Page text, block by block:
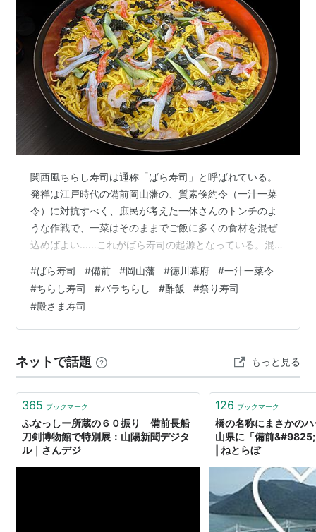
関西風ちらし寿司は通称「ばら寿司」と呼ばれている。
発祥は江戸時代の備前岡山藩の、質素倹約令（一汁一菜
令）に対抗すべく、庶民が考えた一休さんのトンチのよ
うな作戦で、一菜はそのままでご飯に多くの食材を混ぜ
込めばよい‥‥‥これがばら寿司の起源となっている。混ぜ
が、カニカマも例外ではない。 お寿司屋さんの鉄火丼
（まぐろ丼）でも、普通のご飯で作る場合と酢飯で作る
場合とがある。目安として酢飯の場合は、錦糸卵を使っ
てあるのが特徴と考えられる。アルアル的な根も葉もな
ばら寿司に取り掛かるので、迷わず後者を選択する…
#ばら寿司 #備前 #岡山藩 #徳川幕府 #一汁一菜令
#ちらし寿司 #バラちらし #酢飯 #祭り寿司
#殿さま寿司
ネットで話題 もっと見る
365 ブックマーク
ふなっしー所蔵の６０振り 備前長船
刀剣博物館で特別展：山陽新聞デジタ
ル｜さんデジ
126 ブックマーク
橋の名称にまさかの
山県に「備前
| ねとらぼ